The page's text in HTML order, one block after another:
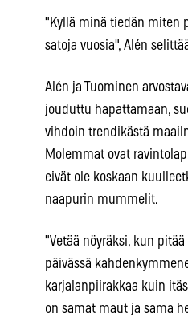
"Kyllä minä tiedän miten
satoja vuosia", Alén
Alén ja Tuominen
jouduttu hapattamaan,
vihdoin trendikästä
Molemmat ovat
eivät ole koskaan
naapurin mummelit.
"Vetää nöyräksi, kun
päivässä
karjalanpiirakkaa kuin
on samat maut ja sama